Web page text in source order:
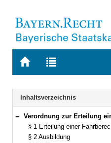
Zur
BAYERN.RECHT
Zur
letzten
Suche
Navigation
Inhaltsverzeichnis
Bereich reduzieren
Verordnung zur Erteilung einer Fahrberechtigung an Angehörige der Freiwilligen Feuerwehren, der nach Landesrecht anerkannten Rettungsdienste, des Technischen Hilfswerks
§ 1 Erteilung einer Fahrberechtigung an Angehörige der Freiwilligen Feuerwehren, der nach
§ 2 Ausbildung